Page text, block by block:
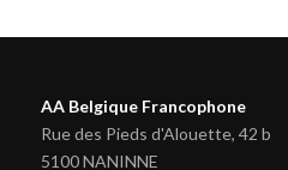
AA Belgique Francophone
Rue des Pieds d'Alouette, 42 b
5100 NANINNE